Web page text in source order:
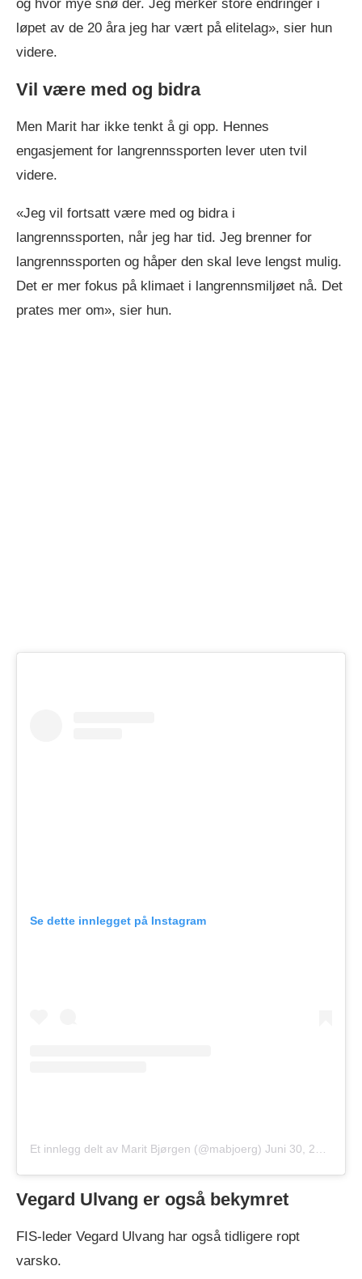
og hvor mye snø der. Jeg merker store endringer i
løpet av de 20 åra jeg har vært på elitelag», sier hun
videre.
Vil være med og bidra
Men Marit har ikke tenkt å gi opp. Hennes
engasjement for langrennssporten lever uten tvil
videre.
«Jeg vil fortsatt være med og bidra i
langrennssporten, når jeg har tid. Jeg brenner for
langrennssporten og håper den skal leve lengst mulig.
Det er mer fokus på klimaet i langrennsmiljøet nå. Det
prates mer om», sier hun.
Se dette innlegget på Instagram
Et innlegg delt av Marit Bjørgen (@mabjoerg) Juni 30, 2019 kl. 12:24 PDT
Vegard Ulvang er også bekymret
FIS-leder Vegard Ulvang har også tidligere ropt
varsko.